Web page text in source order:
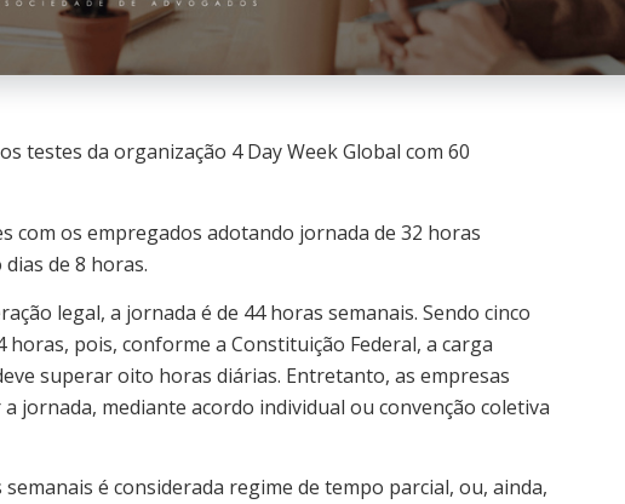
testes da organização 4 Day Week Global com 60
com os empregados adotando jornada de 32 horas
de 8 horas.
legal, a jornada é de 44 horas semanais. Sendo cinco
horas, pois, conforme a Constituição Federal, a carga
superar oito horas diárias. Entretanto, as empresas
jornada, mediante acordo individual ou convenção coletiva
é considerada regime de tempo parcial, ou, ainda,